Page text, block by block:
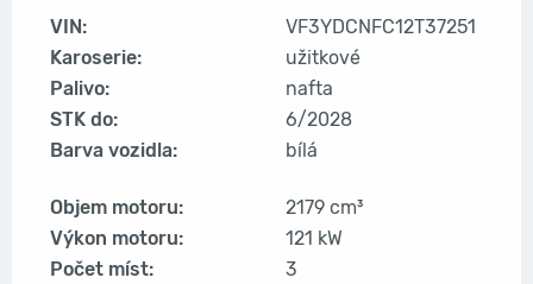
VIN:
VF3YDCNFC12T37251
Karoserie:
užitkové
Palivo:
nafta
STK do:
6/2028
Barva vozidla:
bílá
Objem motoru:
2179 cm³
Výkon motoru:
121 kW
Počet míst:
3